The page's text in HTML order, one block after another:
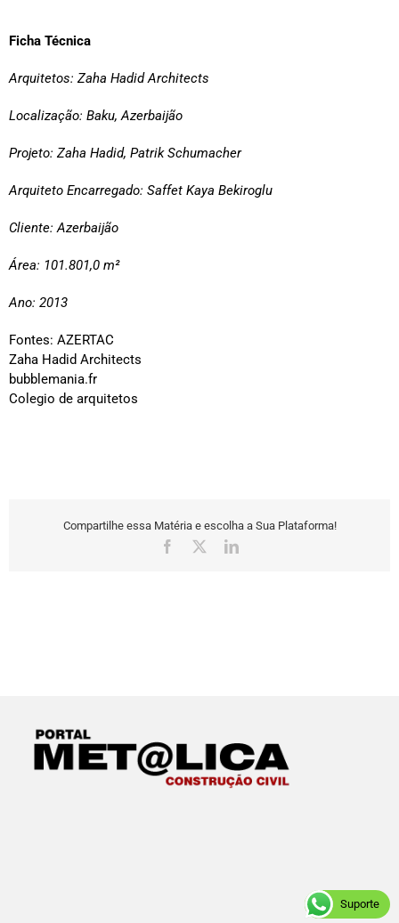
Ficha Técnica
Arquitetos: Zaha Hadid Architects
Localização: Baku, Azerbaijão
Projeto: Zaha Hadid, Patrik Schumacher
Arquiteto Encarregado: Saffet Kaya Bekiroglu
Cliente: Azerbaijão
Área: 101.801,0 m²
Ano: 2013
Fontes: AZERTAC
Zaha Hadid Architects
bubblemania.fr
Colegio de arquitetos
Compartilhe essa Matéria e escolha a Sua Plataforma!
Facebook LinkedIn
Suporte